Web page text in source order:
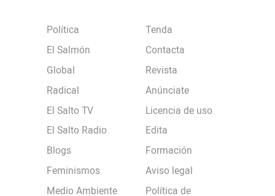
Política
El Salmón
Global
Radical
El Salto TV
El Salto Radio
Blogs
Feminismos
Medio Ambiente
Tenda
Contacta
Revista
Anúnciate
Licencia de uso
Edita
Formación
Aviso legal
Política de